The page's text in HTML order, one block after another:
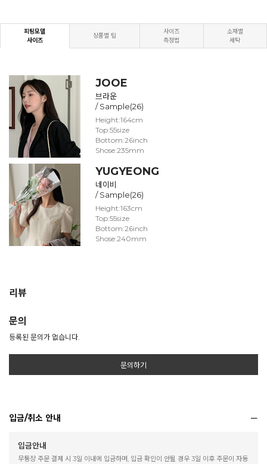
피팅모델
사이즈
상품별 팁
사이즈
측정법
소재별
세탁
JOOE
브라운
/ Sample(26)
Height:164cm
Top:55size
Bottom:26inch
Shose:235mm
YUGYEONG
네이비
/ Sample(26)
Height:163cm
Top:55size
Bottom:26inch
Shose:240mm
리뷰
문의
등록된 문의가 없습니다.
문의하기
입금/취소 안내
입금안내
무통장 주문 결제 시 3일 이내에 입금하며, 입금 확인이 안될 경우 3일 이후 주문이 자동